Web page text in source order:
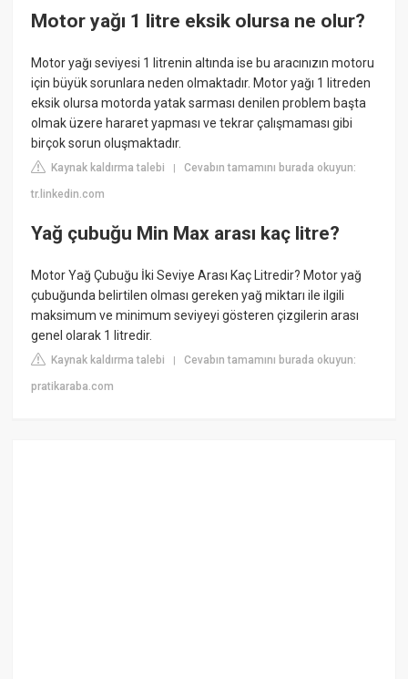
Motor yağı 1 litre eksik olursa ne olur?
Motor yağı seviyesi 1 litrenin altında ise bu aracınızın motoru
için büyük sorunlara neden olmaktadır. Motor yağı 1 litreden
eksik olursa motorda yatak sarması denilen problem başta
olmak üzere hararet yapması ve tekrar çalışmaması gibi
birçok sorun oluşmaktadır.
Kaynak kaldırma talebi |Cevabın tamamını burada okuyun:
tr.linkedin.com
Yağ çubuğu Min Max arası kaç litre?
Motor Yağ Çubuğu İki Seviye Arası Kaç Litredir? Motor yağ
çubuğunda belirtilen olması gereken yağ miktarı ile ilgili
maksimum ve minimum seviyeyi gösteren çizgilerin arası
genel olarak 1 litredir.
Kaynak kaldırma talebi |Cevabın tamamını burada okuyun:
pratikaraba.com